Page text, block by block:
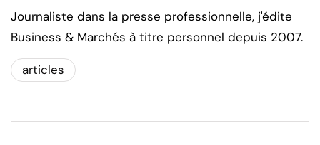
Journaliste dans la presse professionnelle, j'édite
Business & Marchés à titre personnel depuis 2007.
articles